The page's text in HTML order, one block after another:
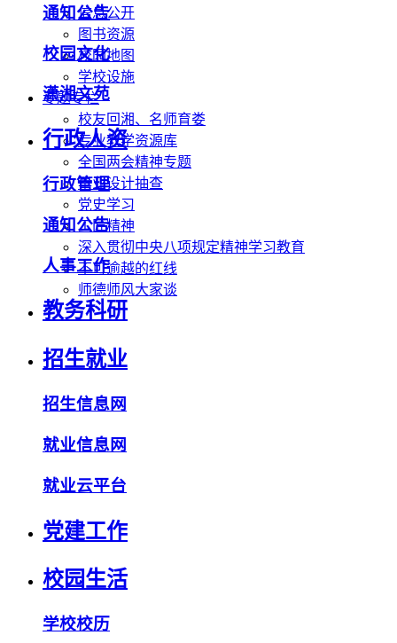
信息公开
图书资源
校园地图
学校设施
专题专栏
校友回湘、名师育娄
专业教学资源库
全国两会精神专题
毕业设计抽查
党史学习
工匠精神
深入贯彻中央八项规定精神学习教育
不可逾越的红线
师德师风大家谈
通知公告
校园文化
潇湘文苑
行政人资
行政管理
通知公告
人事工作
教务科研
招生就业
招生信息网
就业信息网
就业云平台
党建工作
校园生活
学校校历